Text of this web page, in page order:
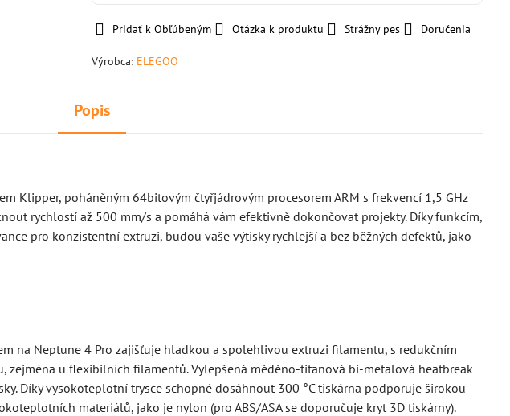
Pridať k Obľúbeným Otázka k produktu Strážny pes Doručenia
Výrobca: ELEGOO
Popis
Klipper, poháněným 64bitovým čtyřjádrovým procesorem ARM s frekvencí 1,5 GHz
rychlostí až 500 mm/s a pomáhá vám efektivně dokončovat projekty. Díky funkcím,
pro konzistentní extruzi, budou vaše výtisky rychlejší a bez běžných defektů, jako
na Neptune 4 Pro zajišťuje hladkou a spolehlivou extruzi filamentu, s redukčním
zejména u flexibilních filamentů. Vylepšená měděno-titanová bi-metalová heatbreak
Díky vysokoteplotní trysce schopné dosáhnout 300 °C tiskárna podporuje širokou
materiálů, jako je nylon (pro ABS/ASA se doporučuje kryt 3D tiskárny).